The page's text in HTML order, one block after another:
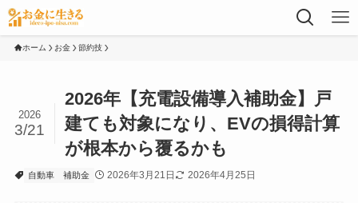
ホーム お金 節約技
2026年【充電設備導入補助金】戸
建ても対象になり、EVの損得計算
が根本から覆るかも
2026
3/21
自動車 補助金 2026年3月21日 2026年4月25日